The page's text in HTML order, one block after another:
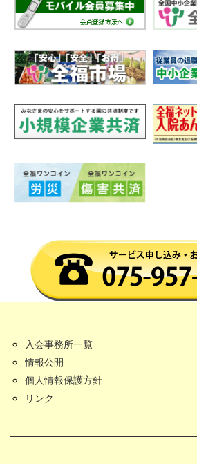
入会事務所一覧
情報公開
個人情報保護方針
リンク